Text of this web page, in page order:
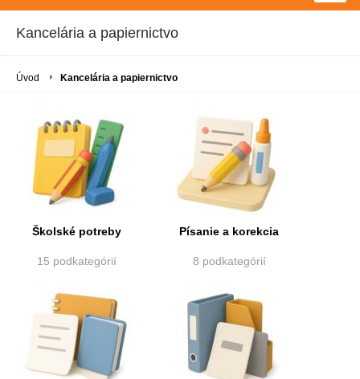
Kancelária a papiernictvo
Úvod Kancelária a papiernictvo
Školské potreby
15 podkategórií
Písanie a korekcia
8 podkategórií